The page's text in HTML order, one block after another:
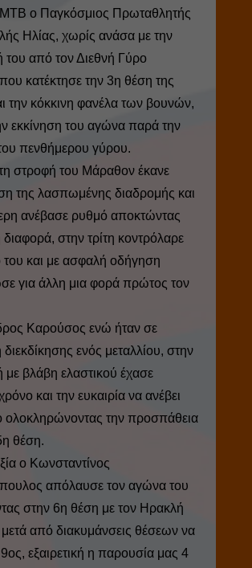
ο Παγκόσμιος Πρωταθλητής
Ηλίας, χωρίς ανάσα με την
του από τον Διεθνή Γύρο
κατέκτησε την 3η θέση της
την κόκκινη φανέλα των βουνών,
εκκίνηση του αγώνα παρά την
πενθήμερου γύρου.
στροφή του Μάραθον έκανε
της λασπωμένης διαδρομής και
ανέβασε ρυθμό αποκτώντας
διαφορά, στην τρίτη κοντρόλαρε
του και με ασφαλή οδήγηση
για άλλη μια φορά πρώτος τον
Καρούσος ενώ ήταν σε
ενός μεταλλίου, στην
με βλάβη ελαστικού έχασε
και την ευκαιρία να ανέβει
ολοκληρώνοντας την προσπάθεια
θέση.
ο Κωνσταντίνος
απόλαυσε τον αγώνα του
στην 6η θέση με τον Ηρακλή
από διακυμάνσεις θέσεων να
9ος, εξαιρετική η παρουσία μας 4